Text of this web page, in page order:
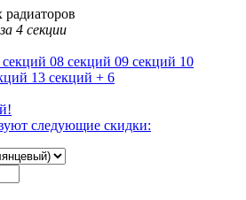
радиаторов
за 4 секции
секций 08 секций 09 секций 10
13 секций + 6
следующие скидки: